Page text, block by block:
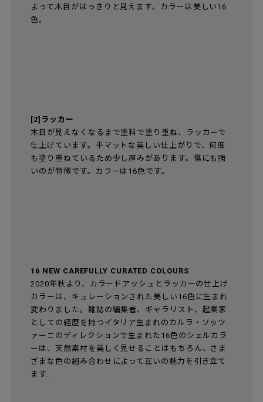
よって木目がはっきりと見えます。カラーは美しい16
色。
[2]ラッカー
木目が見えなくなるまで塗料で塗り重ね、ラッカーで
仕上げています。半マットな美しい仕上がりで、何度
も塗り重ねているため少し厚みがあります。傷にも強